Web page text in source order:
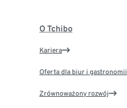
O Tchibo
Kariera
Oferta dla biur i gastronomii
Zrównoważony rozwój